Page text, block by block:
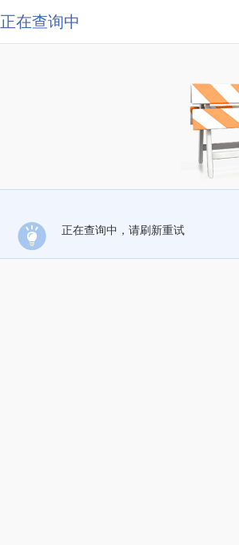
正在查询中
正在查询中，请刷新重试